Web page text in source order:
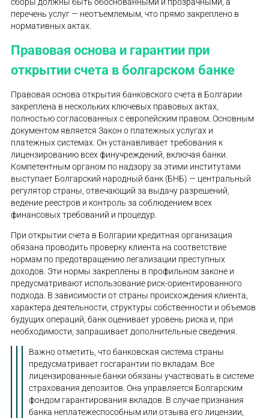
сборы должны быть обоснованными и прозрачными, а
перечень услуг — неотъемлемым, что прямо закреплено в
нормативных актах.
Правовая основа и гарантии при
открытии счета в болгарском банке
Правовая основа открытия банковского счета в Болгарии
закреплена в нескольких ключевых правовых актах,
полностью согласованных с европейским правом. Основным
документом является Закон о платежных услугах и
платежных системах. Он устанавливает требования к
лицензированию всех финучреждений, включая банки.
Компетентным органом по надзору за этими институтами
выступает Болгарский народный банк (БНБ) — центральный
регулятор страны, отвечающий за выдачу разрешений,
ведение реестров и контроль за соблюдением всех
финансовых требований и процедур.
При открытии счета в Болгарии кредитная организация
обязана проводить проверку клиента на соответствие
нормам по предотвращению легализации преступных
доходов. Эти нормы закреплены в профильном законе и
предусматривают использование риск-ориентированного
подхода. В зависимости от страны происхождения клиента,
характера деятельности, структуры собственности и объемов
будущих операций, банк оценивает уровень риска и, при
необходимости, запрашивает дополнительные сведения.
Важно отметить, что банковская система страны
предусматривает госгарантии по вкладам. Все
лицензированные банки обязаны участвовать в системе
страхования депозитов. Она управляется Болгарским
фондом гарантирования вкладов. В случае признания
банка неплатежеспособным или отзыва его лицензии,